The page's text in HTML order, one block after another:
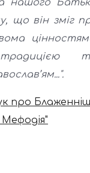
нашого
що він зміг
про